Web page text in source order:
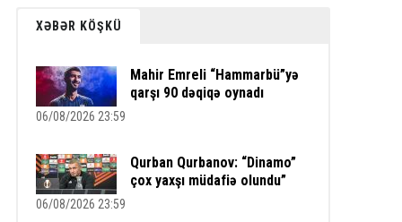
XƏBƏR KÖŞKÜ
Mahir Emreli “Hammarbü”yə
qarşı 90 dəqiqə oynadı
06/08/2026 23:59
Qurban Qurbanov: “Dinamo”
çox yaxşı müdafiə olundu”
06/08/2026 23:59